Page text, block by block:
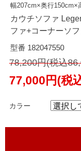
幅207cm×奥行150cm×
カウチソファ
ファ+コーナーソ
型番 182047550
78,200円(税込
77,000円(税
カラー